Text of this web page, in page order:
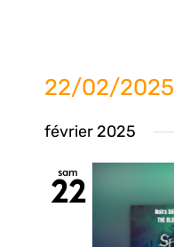
22/02/2025
une
date.
février 2025
sam
22